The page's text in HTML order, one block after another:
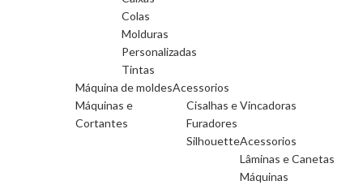
Colas
Molduras
Personalizadas
Tintas
Máquina de moldesAcessorios
Máquinas e
Cortantes
Cisalhas e Vincadoras
Furadores
SilhouetteAcessorios
Lâminas e Canetas
Máquinas